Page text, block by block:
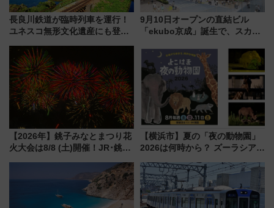
長良川鉄道が臨時列車を運行！
ユネスコ無形文化遺産にも登録
に 乗車には予約が必要
9月10日オープンの直結ビル
「ekubo京成」誕生で、スカイ
新鎌ヶ谷はどう変わる？ 全テナ
ント情報も公開！
【2026年】銚子みなとまつり花
火大会は8/8 (土)開催！JR･銚子
報、利根川に咲く8,000発の大迫
力＆屋台を満喫
【横浜市】夏の「夜の動物園」
2026は何時から？ ズーラシア・
見どころ、限定イベントを徹底
解説！